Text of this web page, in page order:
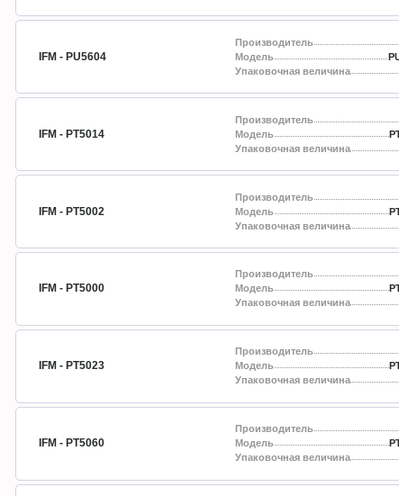
IFM - PU5604
Производитель
Модель
Упаковочная величина
IFM - PT5014
Производитель
Модель
Упаковочная величина
IFM - PT5002
Производитель
Модель
Упаковочная величина
IFM - PT5000
Производитель
Модель
Упаковочная величина
IFM - PT5023
Производитель
Модель
Упаковочная величина
IFM - PT5060
Производитель
Модель
Упаковочная величина